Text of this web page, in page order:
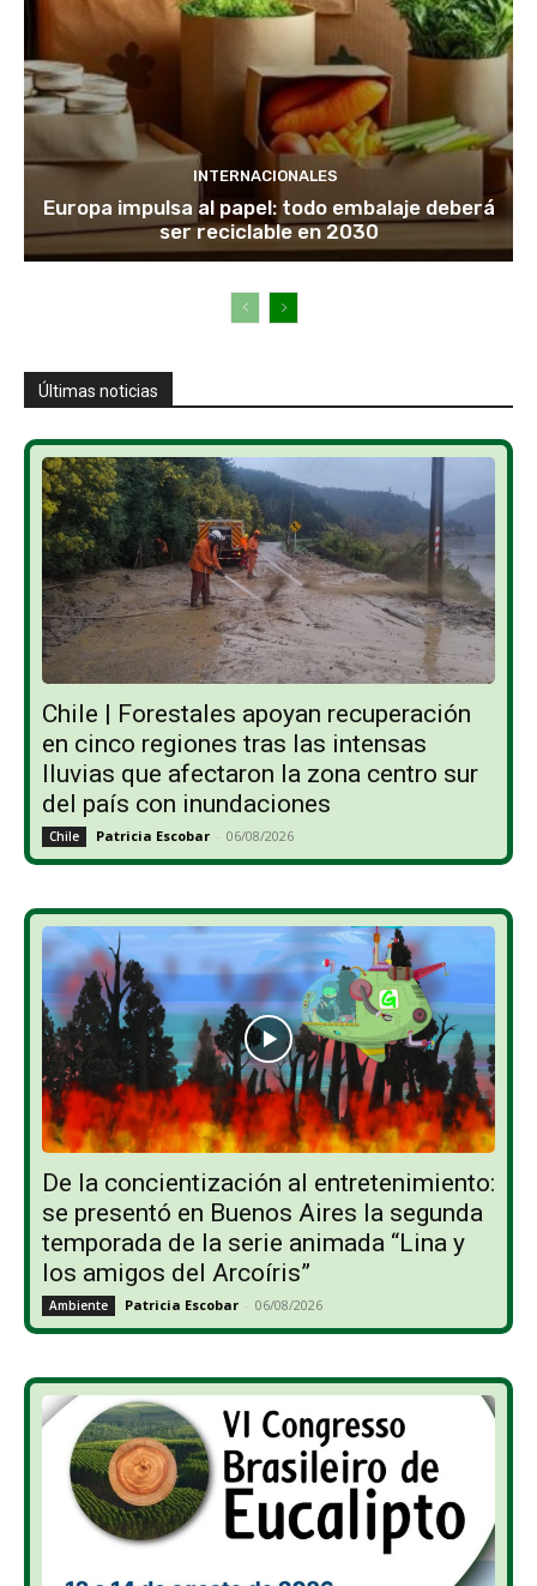
INTERNACIONALES
Europa impulsa al papel: todo embalaje deberá
ser reciclable en 2030
Últimas noticias
Chile | Forestales apoyan recuperación
en cinco regiones tras las intensas
lluvias que afectaron la zona centro sur
del país con inundaciones
Chile Patricia Escobar - 06/08/2026
De la concientización al entretenimiento:
se presentó en Buenos Aires la segunda
temporada de la serie animada “Lina y
los amigos del Arcoíris”
Ambiente Patricia Escobar - 06/08/2026